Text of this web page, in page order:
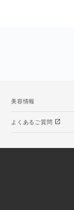
美容情報
よくあるご質問 open_in_new